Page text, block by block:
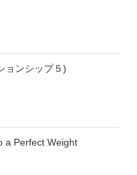
ョンシップ５)
a Perfect Weight